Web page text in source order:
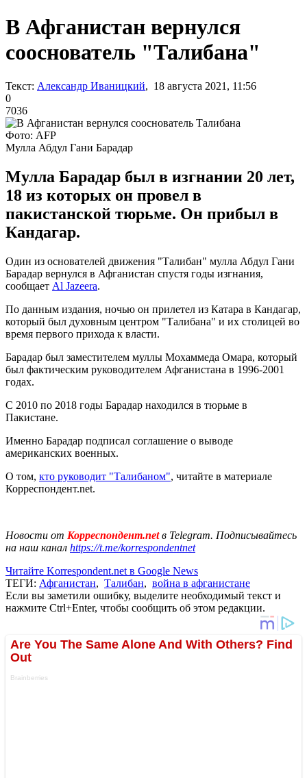
В Афганистан вернулся
сооснователь "Талибана"
Текст: Александр Иваницкий, 18 августа 2021, 11:56
0
7036
Фото: AFP
Мулла Абдул Гани Барадар
Мулла Барадар был в изгнании 20 лет,
18 из которых он провел в
пакистанской тюрьме. Он прибыл в
Кандагар.
Один из основателей движения "Талибан" мулла Абдул Гани
Барадар вернулся в Афганистан спустя годы изгнания,
сообщает Al Jazeera.
По данным издания, ночью он прилетел из Катара в Кандагар,
который был духовным центром "Талибана" и их столицей во
время первого прихода к власти.
Барадар был заместителем муллы Мохаммеда Омара, который
был фактическим руководителем Афганистана в 1996-2001
годах.
С 2010 по 2018 годы Барадар находился в тюрьме в
Пакистане.
Именно Барадар подписал соглашение о выводе
американских военных.
О том, кто руководит "Талибаном", читайте в материале
Корреспондент.net.
Новости от Корреспондент.netв Telegram. Подписывайтесь
на наш канал https://t.me/korrespondentnet
Читайте Korrespondent.net в Google News
ТЕГИ: Афганистан, Талибан, война в афганистане
Если вы заметили ошибку, выделите необходимый текст и
нажмите Ctrl+Enter, чтобы сообщить об этом редакции.